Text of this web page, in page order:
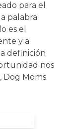
para el
palabra
es el
y a
definición
nos
Moms.